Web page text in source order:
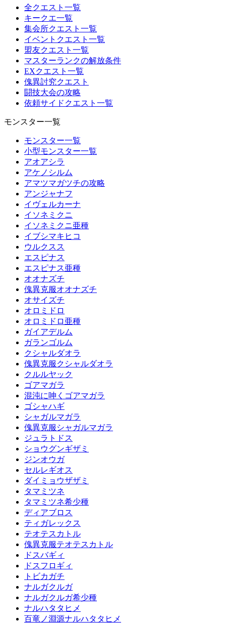
全クエスト一覧
キークエ一覧
集会所クエスト一覧
イベントクエスト一覧
盟友クエスト一覧
マスターランクの解放条件
EXクエスト一覧
傀異討究クエスト
闘技大会の攻略
依頼サイドクエスト一覧
モンスター一覧
モンスター一覧
小型モンスター一覧
アオアシラ
アケノシルム
アマツマガツチの攻略
アンジャナフ
イヴェルカーナ
イソネミクニ
イソネミクニ亜種
イブシマキヒコ
ウルクスス
エスピナス
エスピナス亜種
オオナズチ
傀異克服オオナズチ
オサイズチ
オロミドロ
オロミドロ亜種
ガイアデルム
ガランゴルム
クシャルダオラ
傀異克服クシャルダオラ
クルルヤック
ゴアマガラ
混沌に呻くゴアマガラ
ゴシャハギ
シャガルマガラ
傀異克服シャガルマガラ
ジュラトドス
ショウグンギザミ
ジンオウガ
セルレギオス
ダイミョウザザミ
タマミツネ
タマミツネ希少種
ディアブロス
ティガレックス
テオテスカトル
傀異克服テオテスカトル
ドスバギィ
ドスフロギィ
トビカガチ
ナルガクルガ
ナルガクルガ希少種
ナルハタタヒメ
百竜ノ淵源ナルハタタヒメ